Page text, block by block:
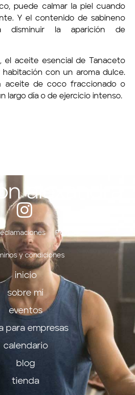
blog
tienda
puede calmar la piel cuando
Y el contenido de sabineno
disminuir la aparición de
el aceite esencial de Tanaceto
habitación con un aroma dulce.
aceite de coco fraccionado o
largo día o de ejercicio intenso.
Políticas
y condiciones
inicio
sobre mí
eventos
para empresas
calendario
blog
tienda